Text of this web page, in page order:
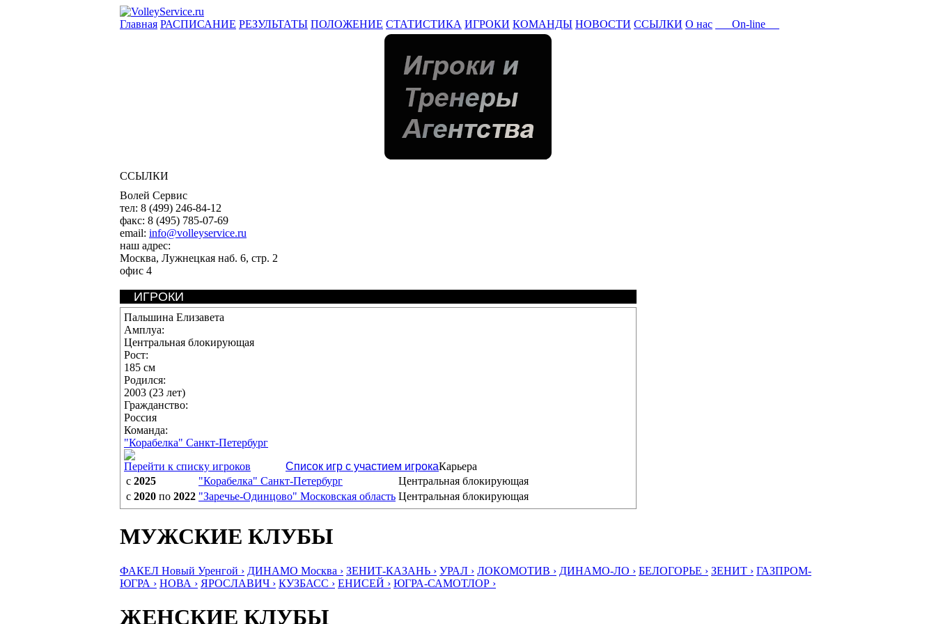
Главная РАСПИСАНИЕ РЕЗУЛЬТАТЫ ПОЛОЖЕНИЕ СТАТИСТИКА ИГРОКИ КОМАНДЫ НОВОСТИ ССЫЛКИ О нас On-line
ССЫЛКИ
Волей Сервис
тел: 8 (499) 246-84-12
факс: 8 (495) 785-07-69
email: info@volleyservice.ru
наш адрес:
Москва, Лужнецкая наб. 6, стр. 2
офис 4
ИГРОКИ
Пальшина Елизавета
Амплуа:
Центральная блокирующая
Рост:
185 см
Родился:
2003 (23 лет)
Гражданство:
Россия
Команда:
"Корабелка" Санкт-Петербург
Перейти к списку игроков
Список игр с участием игрокаКарьера
с 2025 "Корабелка" Санкт-Петербург
Центральная блокирующая
с 2020 по 2022 "Заречье-Одинцово" Московская область Центральная блокирующая
МУЖСКИЕ КЛУБЫ
ФАКЕЛ Новый Уренгой › ДИНАМО Москва › ЗЕНИТ-КАЗАНЬ › УРАЛ › ЛОКОМОТИВ › ДИНАМО-ЛО › БЕЛОГОРЬЕ › ЗЕНИТ › ГАЗПРОМ-
ЮГРА › НОВА › ЯРОСЛАВИЧ › КУЗБАСС › ЕНИСЕЙ › ЮГРА-САМОТЛОР ›
ЖЕНСКИЕ КЛУБЫ